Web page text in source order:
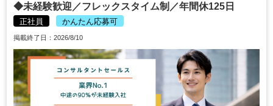
◆未経験歓迎／フレックスタイム制／年間休125日
正社員 かんたん応募可
掲載終了日：2026/8/10